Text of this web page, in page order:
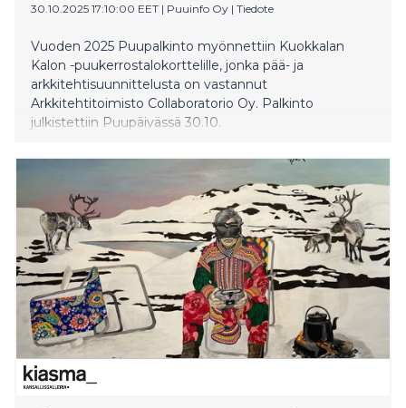
30.10.2025 17:10:00 EET | Puuinfo Oy | Tiedote
Vuoden 2025 Puupalkinto myönnettiin Kuokkalan
Kalon -puukerrostalokorttelille, jonka pää- ja
arkkitehtisuunnittelusta on vastannut
Arkkitehtitoimisto Collaboratorio Oy. Palkinto
julkistettiin Puupäivässä 30.10.